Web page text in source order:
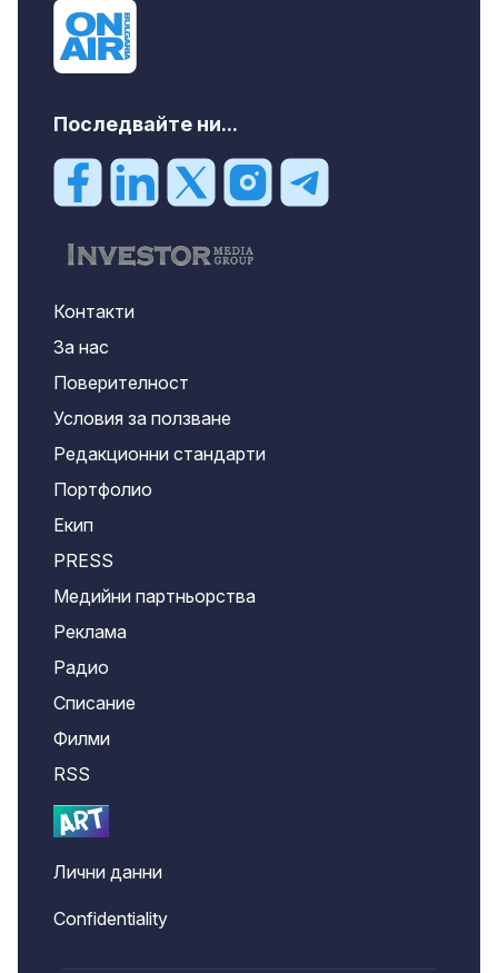
Последвайте ни...
Контакти
За нас
Поверителност
Условия за ползване
Редакционни стандарти
Портфолио
Екип
PRESS
Медийни партньорства
Реклама
Радио
Списание
Филми
RSS
Лични данни
Confidentiality